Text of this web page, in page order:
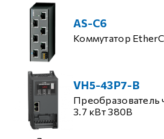
AS-C6
Коммутатор
VH5-43P7-B
Преобразователь
3.7 кВт 380В